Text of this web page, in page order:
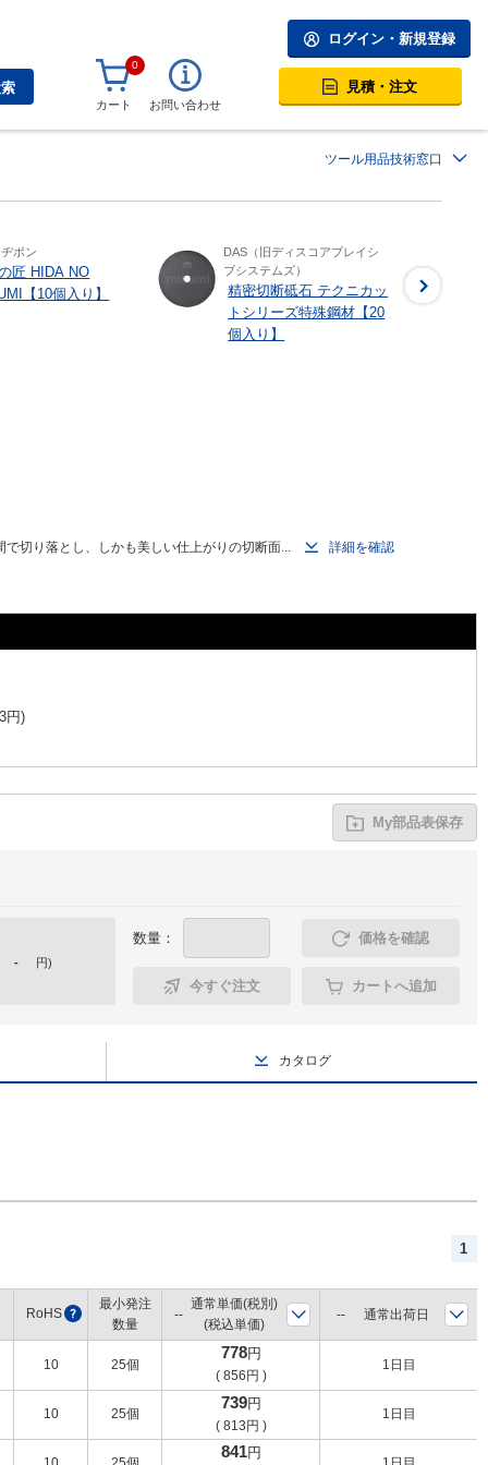
ログイン・新規登録
0
カート お問い合わせ
見積・注文
ツール用品技術窓口
ボン
匠 HIDA NO
【10個入り】
DAS（旧ディスコアブレイシ
ブシステムズ）
精密切断砥石 テクニカッ
トシリーズ特殊鋼材【20
個入り】
切り落とし、しかも美しい仕上がりの切断面... 詳細を確認
円)
My部品表保存
- 円)
数量： 価格を確認
今すぐ注文 カートへ追加
カタログ
1
RoHS ?
最小発注
数量
10 25個
10 25個
通常単価(税別)
(税込単価)
通常出荷日
778円
( 856 円 )
1日目
739円
( 813 円 )
1日目
841円